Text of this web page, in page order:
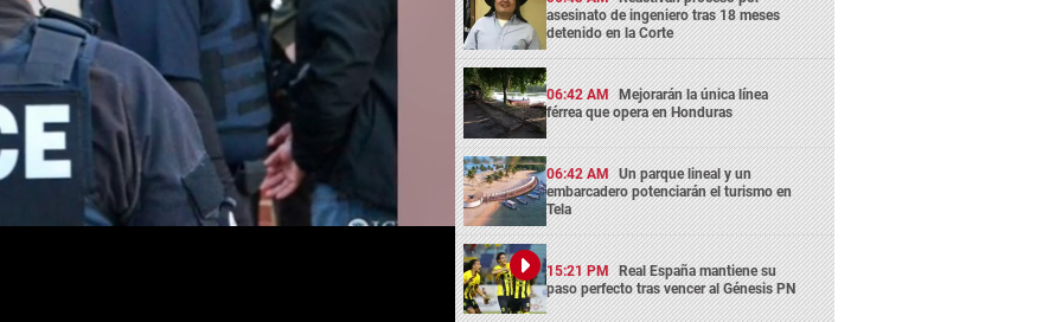
asesinato de ingeniero tras 18 meses
detenido en la Corte
06:42 AM Mejorarán la única línea
férrea que opera en Honduras
06:42 AM Un parque lineal y un
embarcadero potenciarán el turismo en
Tela
15:21 PM Real España mantiene su
paso perfecto tras vencer al Génesis PN